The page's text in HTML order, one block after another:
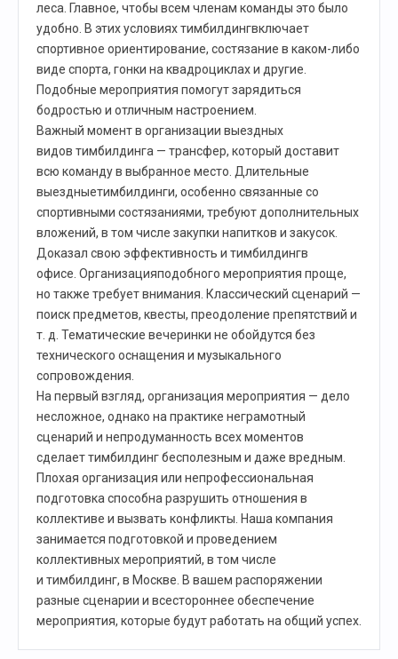
леса. Главное, чтобы всем членам команды это было
удобно. В этих условиях тимбилдингвключает
спортивное ориентирование, состязание в каком-либо
виде спорта, гонки на квадроциклах и другие.
Подобные мероприятия помогут зарядиться
бодростью и отличным настроением.
Важный момент в организации выездных
видов тимбилдинга — трансфер, который доставит
всю команду в выбранное место. Длительные
выездныетимбилдинги, особенно связанные со
спортивными состязаниями, требуют дополнительных
вложений, в том числе закупки напитков и закусок.
Доказал свою эффективность и тимбилдингв
офисе. Организацияподобного мероприятия проще,
но также требует внимания. Классический сценарий —
поиск предметов, квесты, преодоление препятствий и
т. д. Тематические вечеринки не обойдутся без
технического оснащения и музыкального
сопровождения.
На первый взгляд, организация мероприятия — дело
несложное, однако на практике неграмотный
сценарий и непродуманность всех моментов
сделает тимбилдинг бесполезным и даже вредным.
Плохая организация или непрофессиональная
подготовка способна разрушить отношения в
коллективе и вызвать конфликты. Наша компания
занимается подготовкой и проведением
коллективных мероприятий, в том числе
и тимбилдинг, в Москве. В вашем распоряжении
разные сценарии и всестороннее обеспечение
мероприятия, которые будут работать на общий успех.